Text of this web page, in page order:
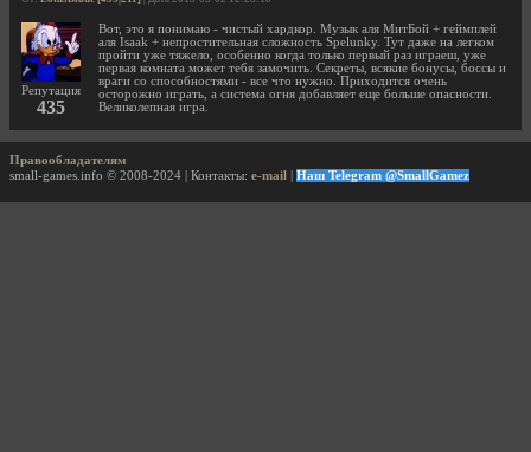
Репутация
435
Вот, это я понимаю - чистый хардкор. Музык аля МитБой + геймплей
аля Isaak + непростительная сложность Spelunky. Тут даже на легком
пройти уже тяжело, особенно когда только первый раз играеш, уже
первая комната может тебя замочить. Секреты, всякие бонусы, боссы и
враги со способностями - все что нужно. Приходится очень
осторожно играть, а система огня добавляет еще больше опасности.
Великолепная игра.
Правообладателям
small-games.info © 2008-2024 | Контакты: e-mail Наш Telegram @SmallGamez